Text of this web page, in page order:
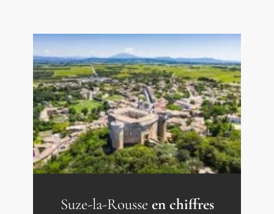
Suze-la-Rousse en chiffres